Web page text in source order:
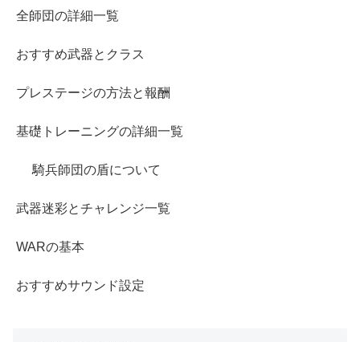
全師団の詳細一覧
おすすめ武器とクラス
プレステージの方法と報酬
基礎トレーニングの詳細一覧
騎兵師団の盾について
武器迷彩とチャレンジ一覧
WARの基本
おすすめサウンド設定